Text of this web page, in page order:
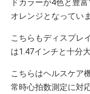
ドカラーが4色と豊
オレンジとなってい
こちらもディスプレ
は1.47インチと十分
こちらはヘルスケア
常時心拍数測定に対